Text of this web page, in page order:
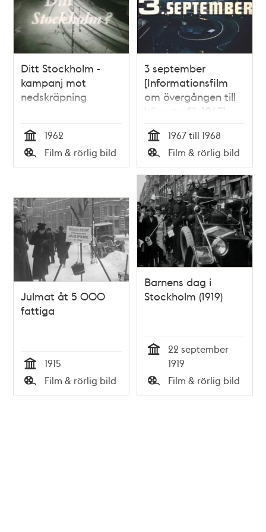
Ditt Stockholm -
kampanj mot
nedskräpning
Tid
1962
Typ
Film & rörlig bild
3 september
[Informationsfilm
om övergången till
högertrafik 1967]
Tid
1967 till 1968
Typ
Film & rörlig bild
Julmat åt 5 000
fattiga
Tid
1915
Typ
Film & rörlig bild
Barnens dag i
Stockholm (1919)
22 september
1919
Typ
Film & rörlig bild